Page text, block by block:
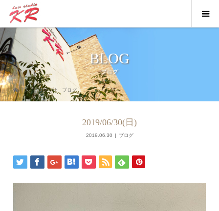
BLOG
ブログ
ブログ ブログ
2019/06/30(日)
2019.06.30 ブログ